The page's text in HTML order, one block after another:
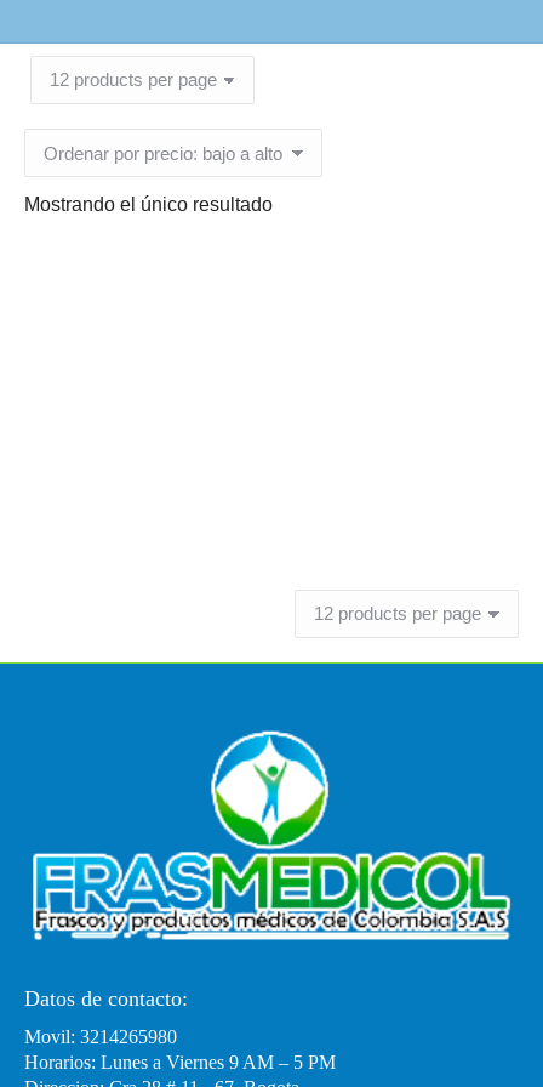
Mostrando el único resultado
Datos de contacto:
Movil: 3214265980
Horarios: Lunes a Viernes 9 AM – 5 PM